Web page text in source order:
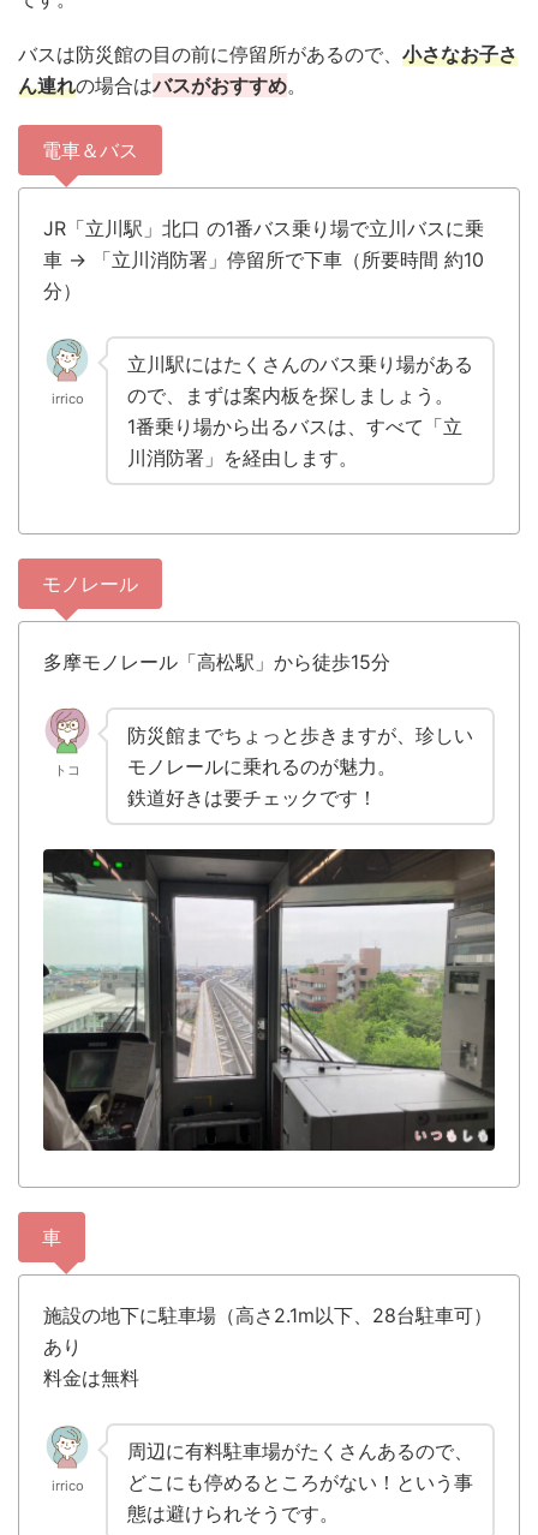
バスは防災館の目の前に停留所があるので、 小さなお子さ
ん連れの場合はバスがおすすめ。
電車＆バス
JR「立川駅」北口 の1番バス乗り場で立川バスに乗
車 → 「立川消防署」停留所で下車（所要時間 約10
分）
irrico
立川駅にはたくさんのバス乗り場がある
ので、まずは案内板を探しましょう。
1番乗り場から出るバスは、すべて「立
川消防署」を経由します。
モノレール
多摩モノレール「高松駅」から徒歩15分
トコ
防災館までちょっと歩きますが、珍しい
モノレールに乗れるのが魅力。
鉄道好きは要チェックです！
車
施設の地下に駐車場（高さ2.1m以下、 28台駐車可）
あり
料金は無料
irrico
周辺に有料駐車場がたくさんあるので、
どこにも停めるところがない！という事
態は避けられそうです。